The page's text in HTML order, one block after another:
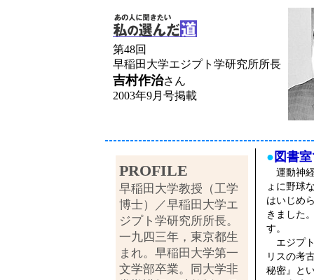
第48回
早稲田大学エジプト学研究所所長
吉村作治さん
2003年9月号掲載
PROFILE
早稲田大学教授（工学
博士）／早稲田大学エ
ジプト学研究所所長。
一九四三年，東京都生
まれ。早稲田大学第一
文学部卒業。同大学非
● 図書
運動神
ょに野球
はいじめ
きました
す。
エジプ
リスの考
秘密』と